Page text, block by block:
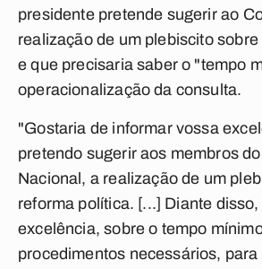
presidente pretende sugerir ao
realização de um plebiscito
e que precisaria saber o "tempo
operacionalização da consulta.
"Gostaria de informar vossa
pretendo sugerir aos membros
Nacional, a realização de um
reforma política. [...] Diante
excelência, sobre o tempo
procedimentos necessários, para